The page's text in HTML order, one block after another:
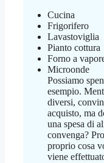
Cucina
Frigorifero
Lavastoviglia
Pianto cottura
Forno a
Microonde
Possiamo
esempio.
diversi,
acquisto, ma
una spesa di
convenga?
proprio cosa
viene